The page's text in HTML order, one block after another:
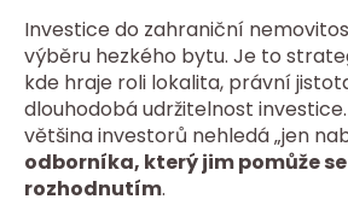
Investice do zahraniční
výběru hezkého bytu. Je to
kde hraje roli lokalita, právní
dlouhodobá udržitelnost
většina investorů nehledá „jen
odborníka, který jim pomůže
rozhodnutím.